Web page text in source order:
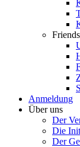
Friends
Anmeldung
Über uns
Der
Die
Der